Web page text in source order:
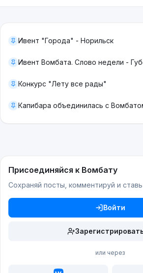
Ивент "Города" - Норильск
Ивент Вомбата. Слово недели -
Конкурс "Лету все рады"
Капибара объединилась с
Присоединяйся к Вомбату
Сохраняй посты, комментируй и
Войти
или через